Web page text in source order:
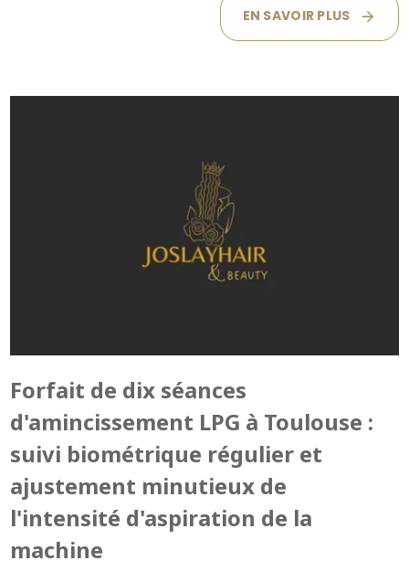
EN SAVOIR PLUS
Forfait de dix séances
d'amincissement LPG à Toulouse :
suivi biométrique régulier et
ajustement minutieux de
l'intensité d'aspiration de la
machine